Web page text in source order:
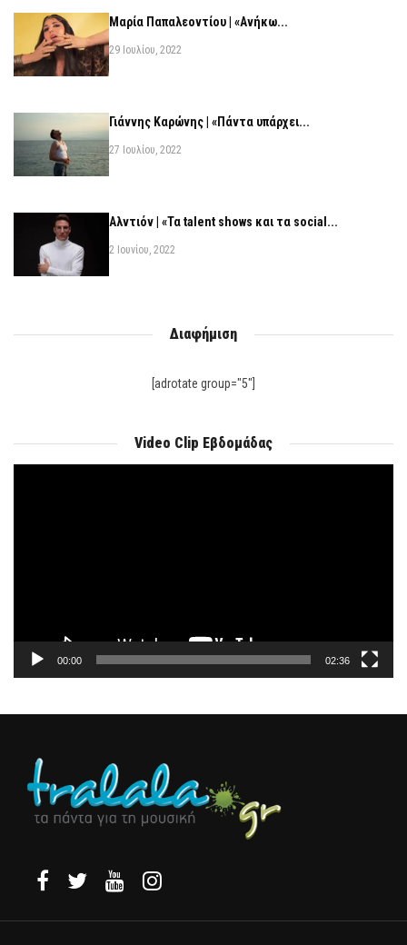
Μαρία Παπαλεοντίου | «Ανήκω...
29 Ιουλίου, 2022
Γιάννης Καρώνης | «Πάντα υπάρχει...
27 Ιουλίου, 2022
Αλντιόν | «Τα talent shows και τα social...
2 Ιουνίου, 2022
Διαφήμιση
[adrotate group="5"]
Video Clip Εβδομάδας
00:00 02:36